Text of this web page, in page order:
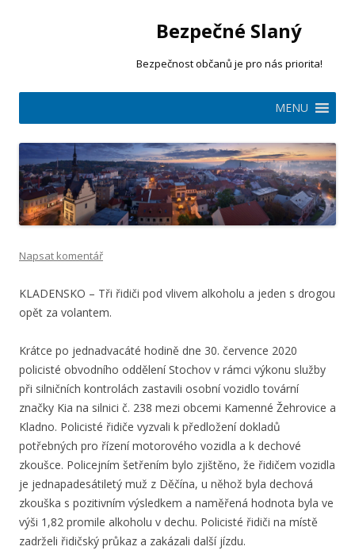
Bezpečné Slaný
Bezpečnost občanů je pro nás priorita!
Přejít
MENU
Napsat komentář
KLADENSKO – Tři řidiči pod vlivem alkoholu a jeden s drogou
opět za volantem.
Krátce po jednadvacáté hodině dne 30. července 2020
policisté obvodního oddělení Stochov v rámci výkonu služby
při silničních kontrolách zastavili osobní vozidlo tovární
značky Kia na silnici č. 238 mezi obcemi Kamenné Žehrovice a
Kladno. Policisté řidiče vyzvali k předložení dokladů
potřebných pro řízení motorového vozidla a k dechové
zkoušce. Policejním šetřením bylo zjištěno, že řidičem vozidla
je jednapadesátiletý muž z Děčína, u něhož byla dechová
zkouška s pozitivním výsledkem a naměřená hodnota byla ve
výši 1,82 promile alkoholu v dechu. Policisté řidiči na místě
zadrželi řidičský průkaz a zakázali další jízdu.